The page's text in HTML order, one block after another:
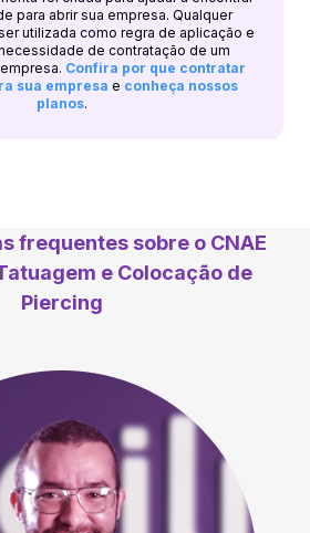
para abrir sua empresa. Qualquer
utilizada como regra de aplicação e
de contratação de um
Confira por que contratar
sua empresa e conheça nossos
planos.
frequentes sobre o CNAE
e Colocação de
Piercing